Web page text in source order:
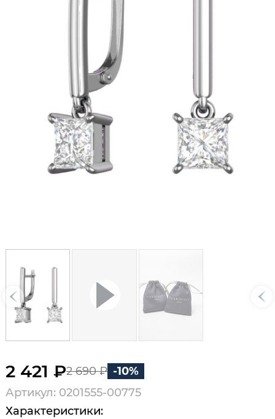
2 421 ₽2 690 ₽ -10%
Артикул: 0201555-00775
Характеристики: